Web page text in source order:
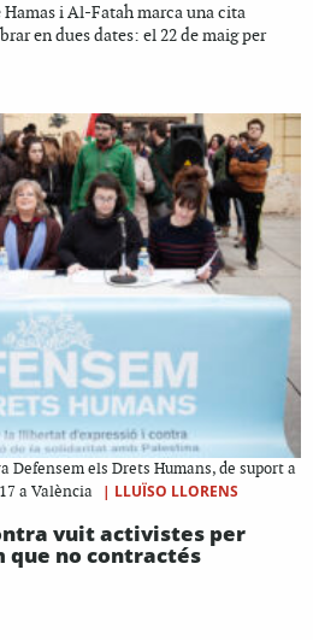
i Al-Fatah marca una cita
en dues dates: el 22 de maig per
Defensem els Drets Humans, de suport a
a València
| LLUÏSO LLORENS
vuit activistes per
que no contractés